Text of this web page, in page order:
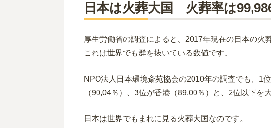
日本は火葬大国 火葬率は
厚生労働省の調査によると、2017年現在の日本の火
これは世界でも群を抜いている数値です。
NPO法人日本環境斎苑協会の2010年の調査でも、1
（90,04％）、3位が香港（89,00％）と、2位以下を
日本は世界でもまれに見る火葬大国なのです。